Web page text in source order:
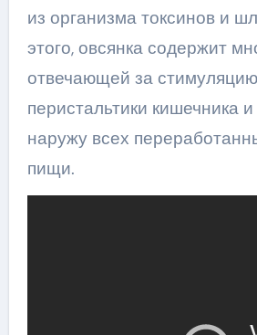
из организма токсинов и
этого, овсянка содержит
отвечающей за стимуляцию
перистальтики кишечника
наружу всех
пищи.